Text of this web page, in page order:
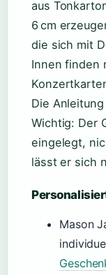
aus
6 cm
die sich mit
Innen finden
Die
Wichtig: Der
eingelegt,
lässt er sich
Mason